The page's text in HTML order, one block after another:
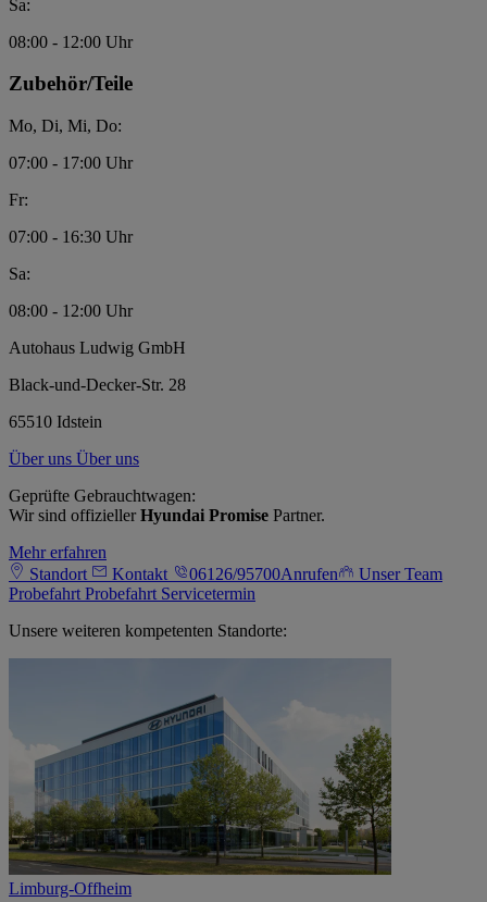
Sa:
08:00 - 12:00 Uhr
Zubehör/Teile
Mo, Di, Mi, Do:
07:00 - 17:00 Uhr
Fr:
07:00 - 16:30 Uhr
Sa:
08:00 - 12:00 Uhr
Autohaus Ludwig GmbH
Black-und-Decker-Str. 28
65510 Idstein
Über uns Über uns
Geprüfte Gebrauchtwagen:
Wir sind offiziellerHyundai Promise Partner.
Mehr erfahren
Standort
Kontakt 06126/95700Anrufen
Unser Team
Probefahrt Probefahrt Servicetermin
Unsere weiteren kompetenten Standorte:
Limburg-Offheim